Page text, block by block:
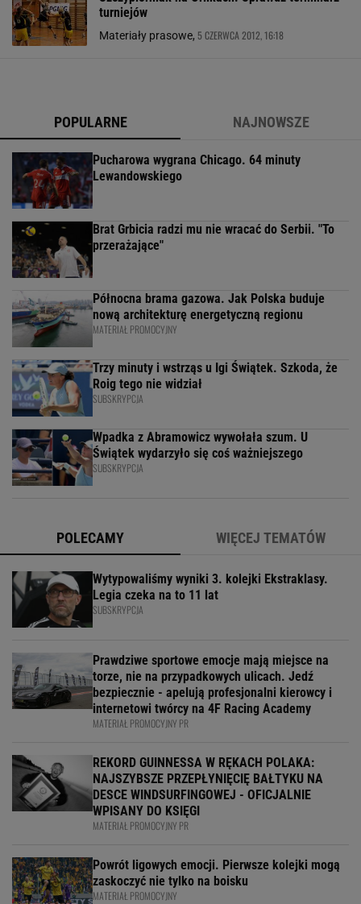
turniejów
Materiały prasowe, 5 CZERWCA 2012, 16:18
POPULARNE NAJNOWSZE
Pucharowa wygrana Chicago. 64 minuty
Lewandowskiego
Brat Grbicia radzi mu nie wracać do Serbii. "To
przerażające"
Północna brama gazowa. Jak Polska buduje
nową architekturę energetyczną regionu
MATERIAŁ PROMOCYJNY
Trzy minuty i wstrząs u Igi Świątek. Szkoda, że
Roig tego nie widział
SUBSKRYPCJA
Wpadka z Abramowicz wywołała szum. U
Świątek wydarzyło się coś ważniejszego
SUBSKRYPCJA
POLECAMY WIĘCEJ TEMATÓW
Wytypowaliśmy wyniki 3. kolejki Ekstraklasy.
Legia czeka na to 11 lat
SUBSKRYPCJA
Prawdziwe sportowe emocje mają miejsce na
torze, nie na przypadkowych ulicach. Jedź
bezpiecznie - apelują profesjonalni kierowcy i
internetowi twórcy na 4F Racing Academy
MATERIAŁ PROMOCYJNY PR
REKORD GUINNESSA W RĘKACH POLAKA:
NAJSZYBSZE PRZEPŁYNIĘCIĘ BAŁTYKU NA
DESCE WINDSURFINGOWEJ - OFICJALNIE
WPISANY DO KSIĘGI
MATERIAŁ PROMOCYJNY PR
Powrót ligowych emocji. Pierwsze kolejki mogą
zaskoczyć nie tylko na boisku
MATERIAŁ PROMOCYJNY